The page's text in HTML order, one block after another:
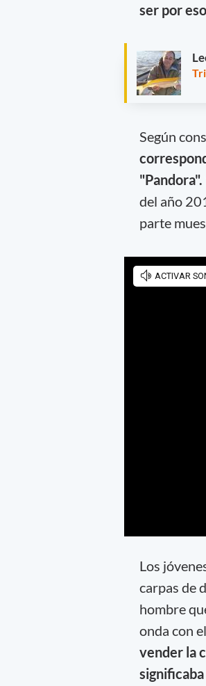
ser por
Según
"Pandora".
del año
parte
Los
carpas de
hombre
onda con
vender la